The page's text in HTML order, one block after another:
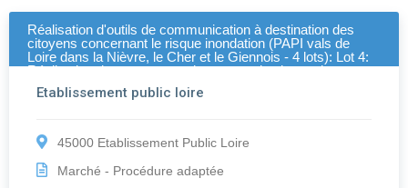
Réalisation d'outils de communication à destination des
citoyens concernant le risque inondation (PAPI vals de
Loire dans la Nièvre, le Cher et le Giennois - 4 lots): Lot 4:
Réalisation de campagnes de communication et de
promotion d\'un outil d\'autodiagnostic sur la vulnérabilité, la
prévention et la résilience face au risque inondation.
Etablissement public loire
45000 Etablissement Public Loire
Marché - Procédure adaptée